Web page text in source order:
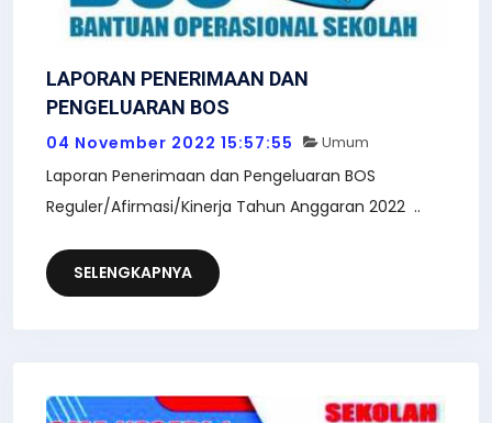
LAPORAN PENERIMAAN DAN
PENGELUARAN BOS
04 November 2022 15:57:55 Umum
Laporan Penerimaan dan Pengeluaran BOS
Reguler/Afirmasi/Kinerja Tahun Anggaran 2022 ..
SELENGKAPNYA